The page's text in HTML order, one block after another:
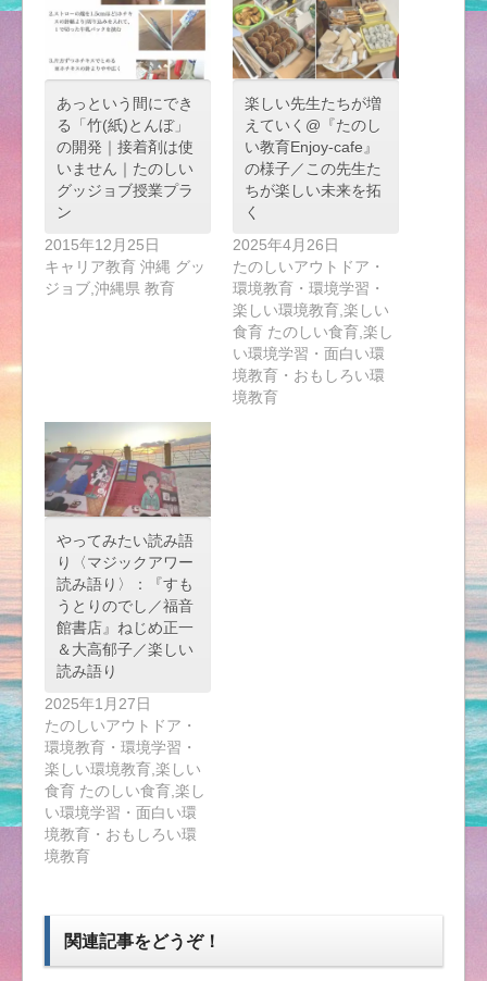
あっという間にでき
る「竹(紙)とんぼ」
の開発｜接着剤は使
いません｜たのしい
グッジョブ授業プラ
ン
2015年12月25日
キャリア教育 沖縄 グッ
ジョブ,沖縄県 教育
楽しい先生たちが増
えていく@『たのし
い教育Enjoy-cafe』
の様子／この先生た
ちが楽しい未来を拓
く
2025年4月26日
たのしいアウトドア・
環境教育・環境学習・
楽しい環境教育,楽しい
食育 たのしい食育,楽し
い環境学習・面白い環
境教育・おもしろい環
境教育
やってみたい読み語
り〈マジックアワー
読み語り〉：『すも
うとりのでし／福音
館書店』ねじめ正一
＆大高郁子／楽しい
読み語り
2025年1月27日
たのしいアウトドア・
環境教育・環境学習・
楽しい環境教育,楽しい
食育 たのしい食育,楽し
い環境学習・面白い環
境教育・おもしろい環
境教育
関連記事をどうぞ！